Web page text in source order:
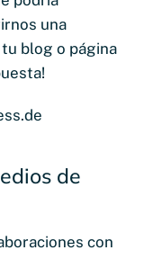
una
blog o página
de
con